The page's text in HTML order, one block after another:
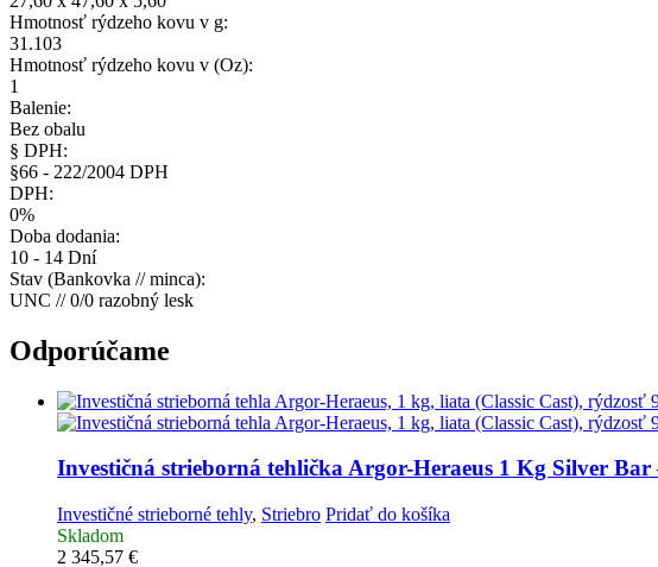
Hmotnosť rýdzeho kovu v g:
31.103
Hmotnosť rýdzeho kovu v (Oz):
1
Balenie:
Bez obalu
§ DPH:
§66 - 222/2004 DPH
DPH:
0%
Doba dodania:
10 - 14 Dní
Stav (Bankovka // minca):
UNC // 0/0 razobný lesk
Odporúčame
Investičná strieborná tehličkaArgor-Heraeus 1 Kg Silver Bar
Investičné strieborné tehly, Striebro Pridať do košíka
Skladom
2 345,57 €